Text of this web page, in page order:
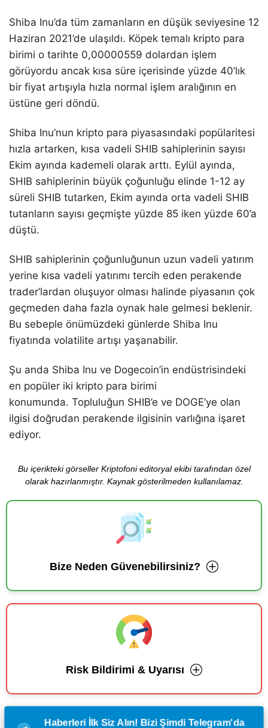
Shiba Inu’da tüm zamanların en düşük seviyesine 12
Haziran 2021’de ulaşıldı. Köpek temalı kripto para
birimi o tarihte 0,00000559 dolardan işlem
görüyordu ancak kısa süre içerisinde yüzde 40’lık
bir fiyat artışıyla hızla normal işlem aralığının en
üstüne geri döndü.
Shiba Inu’nun kripto para piyasasındaki popülaritesi
hızla artarken, kısa vadeli SHIB sahiplerinin sayısı
Ekim ayında kademeli olarak arttı. Eylül ayında,
SHIB sahiplerinin büyük çoğunluğu elinde 1-12 ay
süreli SHIB tutarken, Ekim ayında orta vadeli SHIB
tutanların sayısı geçmişte yüzde 85 iken yüzde 60’a
düştü.
SHIB sahiplerinin çoğunluğunun uzun vadeli yatırım
yerine kısa vadeli yatırımı tercih eden perakende
trader’lardan oluşuyor olması halinde piyasanın çok
geçmeden daha fazla oynak hale gelmesi beklenir.
Bu sebeple önümüzdeki günlerde Shiba Inu
fiyatında volatilite artışı yaşanabilir.
Şu anda Shiba Inu ve Dogecoin’in endüstrisindeki
en popüler iki kripto para birimi
konumunda. Topluluğun SHIB’e ve DOGE’ye olan
ilgisi doğrudan perakende ilgisinin varlığına işaret
ediyor.
Bu içerikteki görseller Kriptofoni editoryal ekibi tarafından özel
olarak hazırlanmıştır. Kaynak gösterilmeden kullanılamaz.
Bize Neden Güvenebilirsiniz?
Risk Bildirimi & Uyarısı
Haberleri İlk Siz Alın! Bizi Şimdi Telegram'da